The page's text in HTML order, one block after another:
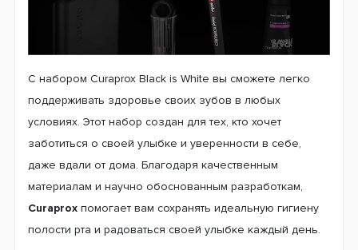
С набором Curaprox Black is White вы сможете легко
поддерживать здоровье своих зубов в любых
условиях. Этот набор создан для тех, кто хочет
заботиться о своей улыбке и уверенности в себе,
даже вдали от дома. Благодаря качественным
материалам и научно обоснованным разработкам,
Curaprox помогает вам сохранять идеальную гигиену
полости рта и радоваться своей улыбке каждый день.